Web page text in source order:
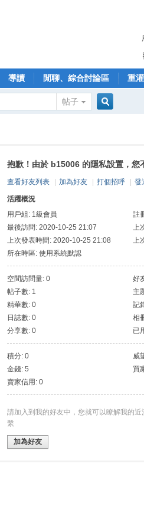
導讀 閒聊、綜合討論區 重
帖子
索
抱歉！由於 b15006 的隱私設置，您
查看好友列表 加為好友 打個招呼 發
活躍概況
用戶組: 1級會員
註
最後訪問: 2020-10-25 21:07
上
上次發表時間: 2020-10-25 21:08
上
所在時區: 使用系統默認
空間訪問量: 0
好
帖子數: 1
主
精華數: 0
記
日誌數: 0
相
分享數: 0
已
積分: 0
威
金錢: 5
買
賣家信用: 0
請加入到我的好友中，您就可以瞭解我的
繫
加為好友